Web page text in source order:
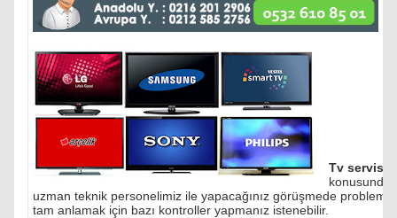
Tv servisi
konusunda
uzman teknik personelimiz ile yapacağınız görüşmede problemi
tam anlamak için bazı kontroller yapmanız istenebilir.